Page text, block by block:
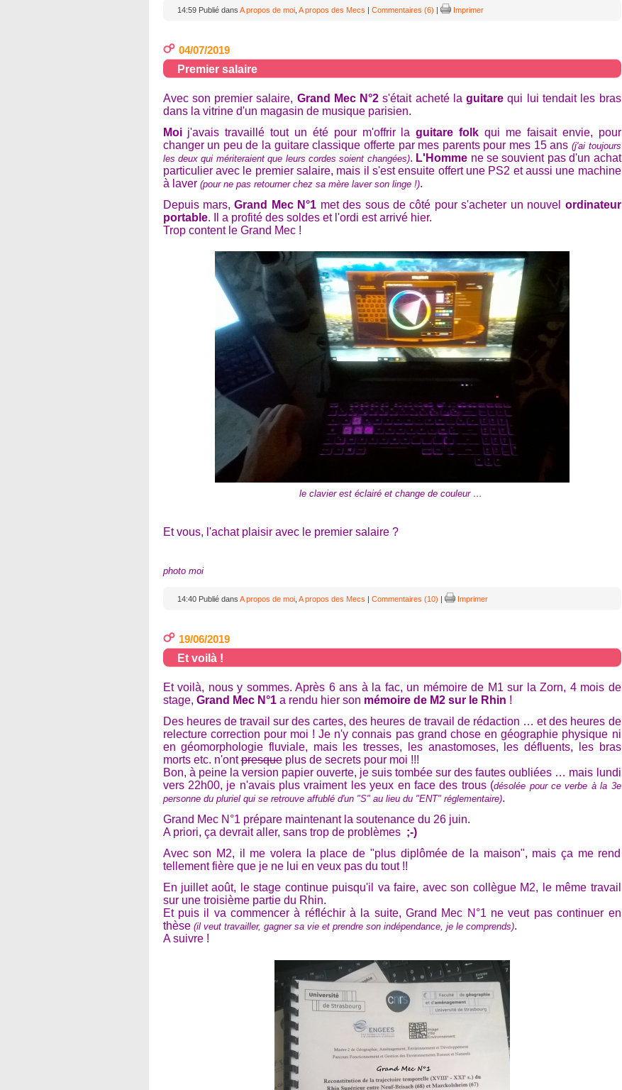
14:59 Publié dans A propos de moi, A propos des Mecs | Commentaires (6) | Imprimer
04/07/2019
Premier salaire
Avec son premier salaire, Grand Mec N°2 s'était acheté laguitare qui lui tendait les bras
dans la vitrine d'un magasin de musique parisien.
Moij'avais travaillé tout un été pour m'offrir laguitare folk qui me faisait envie, pour
changer un peu de la guitare classique offerte par mes parents pour mes 15 ans (j'ai toujours
les deux qui mériteraient que leurs cordes soient changées). L'Homme ne se souvient pas d'un achat
particulier avec le premier salaire, mais il s'est ensuite offert une PS2 et aussi une machine
à laver (pour ne pas retourner chez sa mère laver son linge !).
Depuis mars,Grand Mec N°1 met des sous de côté pour s'acheter un nouvel ordinateur
portable. Il a profité des soldes et l'ordi est arrivé hier.
Trop content le Grand Mec !
le clavier est éclairé et change de couleur …
Et vous, l'achat plaisir avec le premier salaire ?
photo moi
14:40 Publié dans A propos de moi, A propos des Mecs Commentaires (10) Imprimer
19/06/2019
Et voilà !
Et voilà, nous y sommes. Après 6 ans à la fac, un mémoire de M1 sur la Zorn, 4 mois de
stage, Grand Mec N°1a rendu hier son mémoire de M2 sur le Rhin !
Des heures de travail sur des cartes, des heures de travail de rédaction … et des heures de
relecture correction pour moi ! Je n'y connais pas grand chose en géographie physique ni
en géomorphologie fluviale, mais les tresses, les anastomoses, les défluents, les bras
morts etc. n'ontpresqueplus de secrets pour moi !!!
Bon, à peine la version papier ouverte, je suis tombée sur des fautes oubliées … mais lundi
vers 22h00, je n'avais plus vraiment les yeux en face des trous (désolée pour ce verbe à la 3e
personne du pluriel qui se retrouve affublé d'un "S" au lieu du "ENT" réglementaire).
Grand Mec N°1 prépare maintenant la soutenance du 26 juin.
A priori, ça devrait aller, sans trop de problèmes ;-)
Avec son M2, il me volera la place de "plus diplômée de la maison", mais ça me rend
tellement fière que je ne lui en veux pas du tout !!
En juillet août, le stage continue puisqu'il va faire, avec son collègue M2, le même travail
sur une troisième partie du Rhin.
Et puis il va commencer à réfléchir à la suite, Grand Mec N°1 ne veut pas continuer en
thèse (il veut travailler, gagner sa vie et prendre son indépendance, je le comprends).
A suivre !